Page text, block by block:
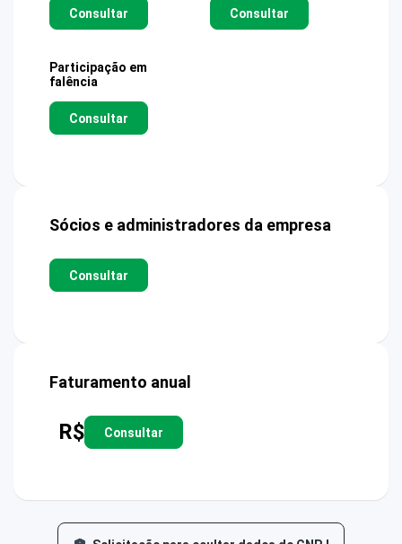
Consultar Consultar
Participação em
falência
Consultar
Sócios e administradores da empresa
Consultar
Faturamento anual
R$ Consultar